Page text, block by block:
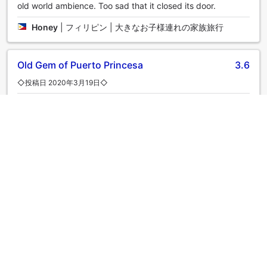
old world ambience. Too sad that it closed its door.
Honey フィリピン | 大きなお子様連れの家族旅行
Old Gem of Puerto Princesa 3.6
◇投稿日 2020年3月19日◇